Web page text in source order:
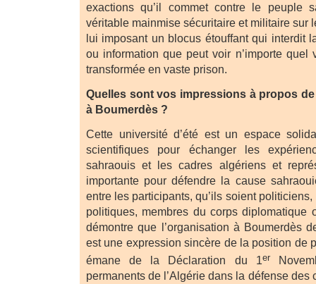
exactions qu’il commet contre le peuple
véritable mainmise sécuritaire et militaire sur
lui imposant un blocus étouffant qui interdit
ou information que peut voir n’importe quel
transformée en vaste prison.
Quelles sont vos impressions à propos de
à Boumerdès ?
Cette université d’été est un espace
scientifiques pour échanger les
sahraouis et les cadres algériens et
importante pour défendre la cause
entre les participants, qu’ils soient
politiques, membres du corps diplomatique
démontre que l’organisation à Boumerdès
est une expression sincère de la position de
émane de la Déclaration du 1er
permanents de l’Algérie dans la défense des